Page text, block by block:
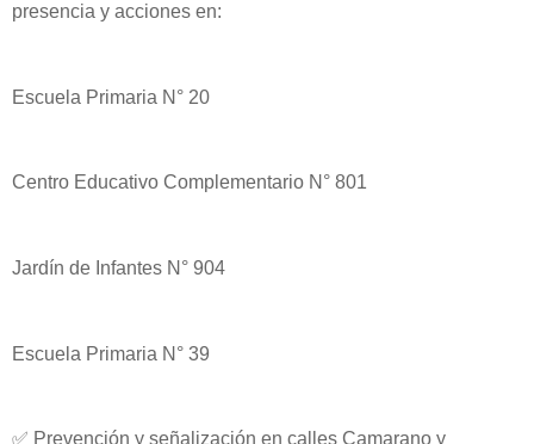
presencia y acciones en:
Escuela Primaria N° 20
Centro Educativo Complementario N° 801
Jardín de Infantes N° 904
Escuela Primaria N° 39
✅ Prevención y señalización en calles Camarano y